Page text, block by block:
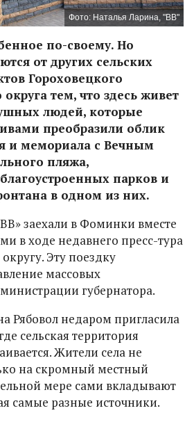
Фото: Наталья Ларина, "ВВ"
по-своему. Но
от других сельских
Гороховецкого
тем, что здесь живет
людей, которые
преобразили облик
и мемориала с Вечным
пляжа,
парков и
в одном из них.
заехали в Фоминки вместе
в ходе недавнего пресс-тура
Эту поездку
массовых
губернатора.
Рябовол недаром пригласила
сельская территория
Жители села не
на скромный местный
мере сами вкладывают
самые разные источники.